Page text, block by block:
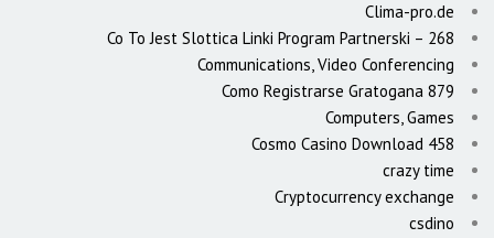
Clima-pro.de
Co To Jest Slottica Linki Program Partnerski – 268
Communications, Video Conferencing
Como Registrarse Gratogana 879
Computers, Games
Cosmo Casino Download 458
crazy time
Cryptocurrency exchange
csdino